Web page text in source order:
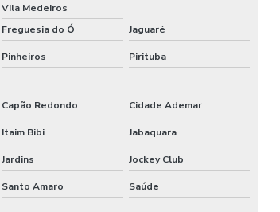
Vila Medeiros
Freguesia do Ó Jaguaré
Pinheiros Pirituba
Capão Redondo Cidade Ademar
Itaim Bibi Jabaquara
Jardins Jockey Club
Santo Amaro Saúde